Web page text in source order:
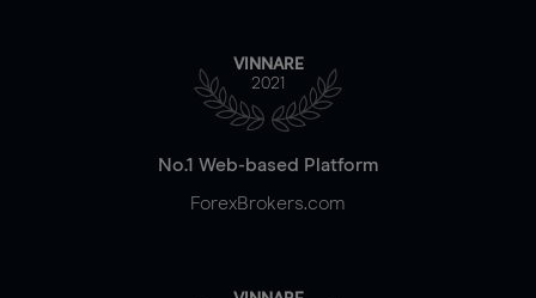
VINNARE
2021
No.1 Web-based Platform
ForexBrokers.com